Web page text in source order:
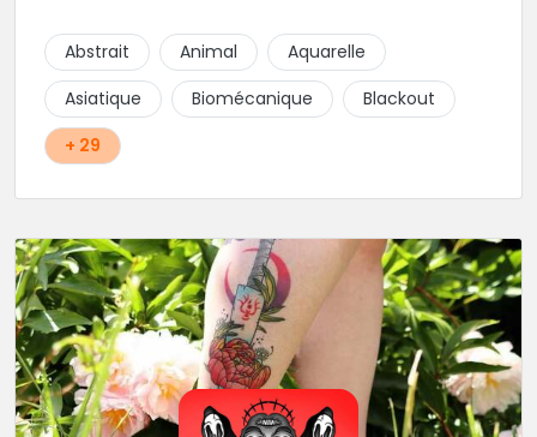
religieux ou du chicanos. Romain son frère sera vous
combler par sa finesse pour des pièces comme le
mandala, l'ornemental ou la calligraphie pour le
bonheur des futurs tatoués. Il y a aussi Léa, Maureen,
Fat, Tom, Sento, Lily, des artistes hors normes. Il n'y a
qu'à regarder les pièces sélectionnées ici pour
Abstrait Animal
Aquarelle
Asiatique
Biomécanique
Blackout
+ 29